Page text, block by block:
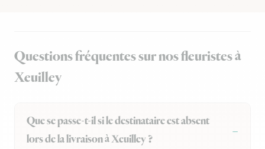
Questions fréquentes sur nos fleuristes à
Xeuilley
Que se passe-t-il si le destinataire est absent
lors de la livraison à Xeuilley ?